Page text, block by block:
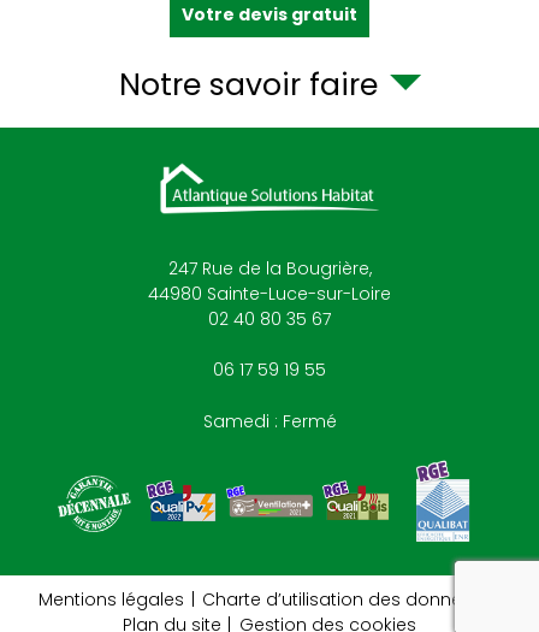
Votre devis gratuit
Notre savoir faire
247 Rue de la Bougrière,
44980 Sainte-Luce-sur-Loire
02 40 80 35 67
06 17 59 19 55
Samedi : Fermé
Mentions légales
Charte d’utilisation des données
Plan du site
Gestion des cookies